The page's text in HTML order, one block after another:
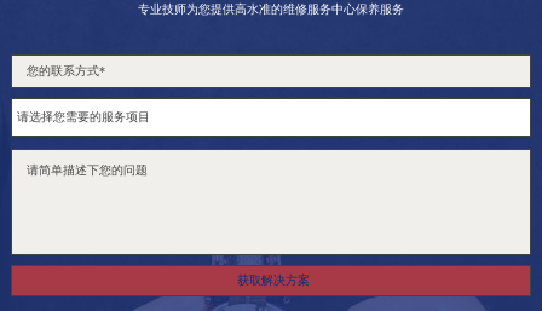
专业技师为您提供高水准的维修服务中心保养服务
获取解决方案